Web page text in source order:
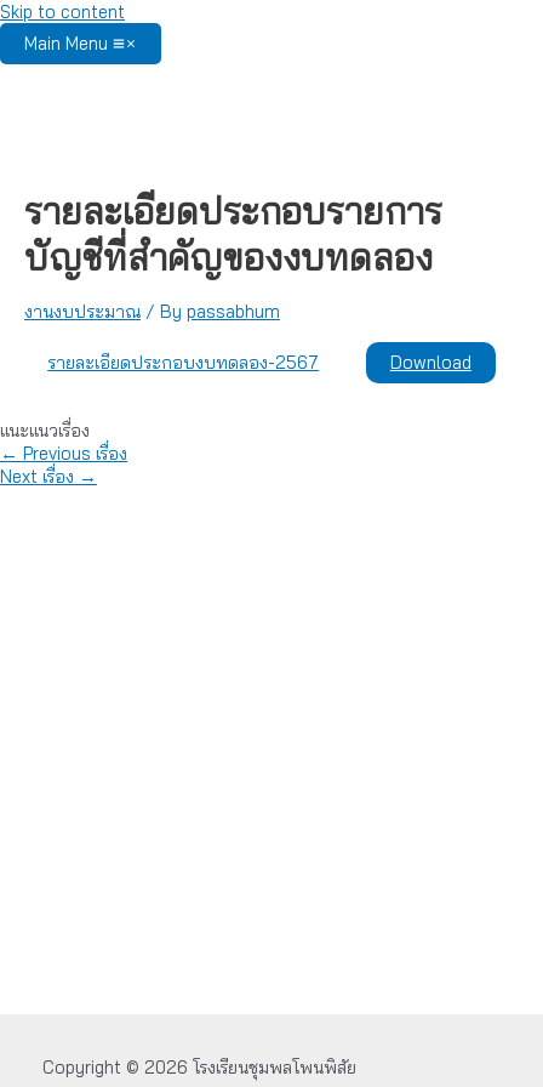
Skip to content
Main Menu
รายละเอียดประกอบรายการ
บัญชีที่สำคัญของงบทดลอง
งานงบประมาณ / By passabhum
รายละเอียดประกอบงบทดลอง-2567 Download
แนะแนวเรื่อง
← Previous เรื่อง
Next เรื่อง →
Copyright © 2026 โรงเรียนชุมพลโพนพิสัย